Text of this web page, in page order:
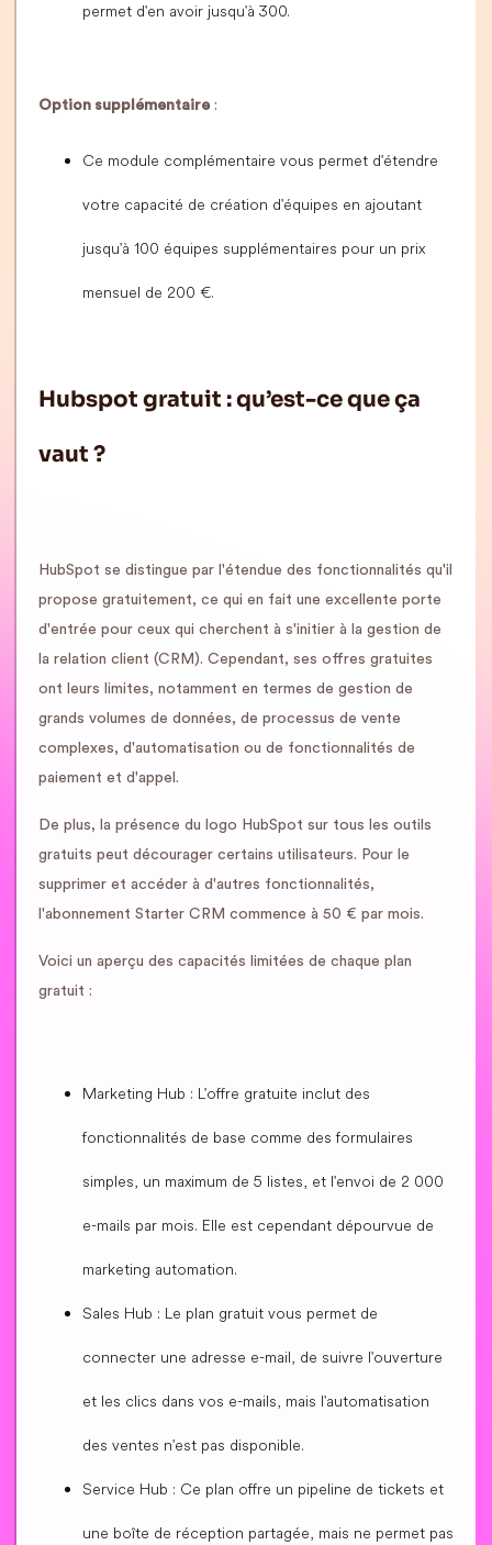
permet d'en avoir jusqu'à 300.
Option supplémentaire:
Ce module complémentaire vous permet d'étendre
votre capacité de création d'équipes en ajoutant
jusqu'à 100 équipes supplémentaires pour un prix
mensuel de 200 €.
Hubspot gratuit : qu’est-ce que ça
vaut ?
HubSpot se distingue par l'étendue des fonctionnalités qu'il
propose gratuitement, ce qui en fait une excellente porte
d'entrée pour ceux qui cherchent à s'initier à la gestion de
la relation client (CRM). Cependant, ses offres gratuites
ont leurs limites, notamment en termes de gestion de
grands volumes de données, de processus de vente
complexes, d'automatisation ou de fonctionnalités de
paiement et d'appel.
De plus, la présence du logo HubSpot sur tous les outils
gratuits peut décourager certains utilisateurs. Pour le
supprimer et accéder à d'autres fonctionnalités,
l'abonnement Starter CRM commence à 50 € par mois.
Voici un aperçu des capacités limitées de chaque plan
gratuit :
Marketing Hub : L'offre gratuite inclut des
fonctionnalités de base comme des formulaires
simples, un maximum de 5 listes, et l'envoi de 2 000
e-mails par mois. Elle est cependant dépourvue de
marketing automation.
Sales Hub : Le plan gratuit vous permet de
connecter une adresse e-mail, de suivre l'ouverture
et les clics dans vos e-mails, mais l'automatisation
des ventes n'est pas disponible.
Service Hub : Ce plan offre un pipeline de tickets et
une boîte de réception partagée, mais ne permet pas